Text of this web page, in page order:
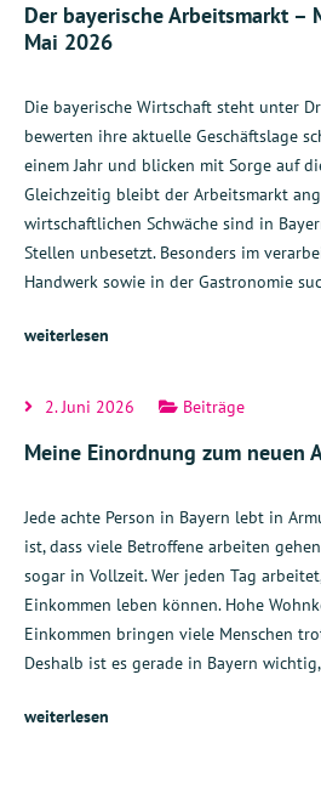
Der bayerische Arbeitsmarkt –
Mai 2026
Die bayerische Wirtschaft steht unter
bewerten ihre aktuelle Geschäftslage
einem Jahr und blicken mit Sorge auf
Gleichzeitig bleibt der Arbeitsmarkt
wirtschaftlichen Schwäche sind in
Stellen unbesetzt. Besonders im
Handwerk sowie in der Gastronomie
weiterlesen
2. Juni 2026 Beiträge
Meine Einordnung zum neuen
Jede achte Person in Bayern lebt in
ist, dass viele Betroffene arbeiten
sogar in Vollzeit. Wer jeden Tag
Einkommen leben können. Hohe
Einkommen bringen viele Menschen
Deshalb ist es gerade in Bayern
weiterlesen